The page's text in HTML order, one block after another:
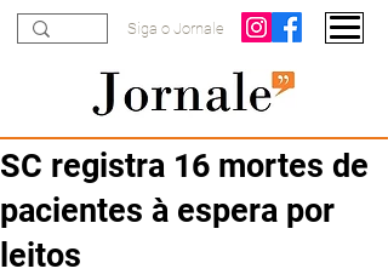
Siga o Jornale
SC registra 16 mortes de
pacientes à espera por
leitos